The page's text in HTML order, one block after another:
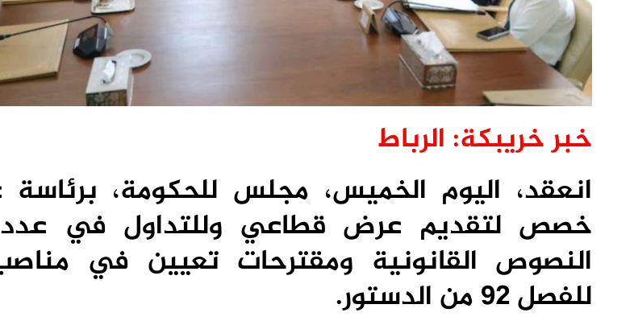
خبر خريبكة: الرباط
انعقد، اليوم الخميس، مجلس للحكومة، برئاسة
خصص لتقديم عرض قطاعي وللتداول في
النصوص القانونية ومقترحات تعيين في
للفصل 92 من الدستور.